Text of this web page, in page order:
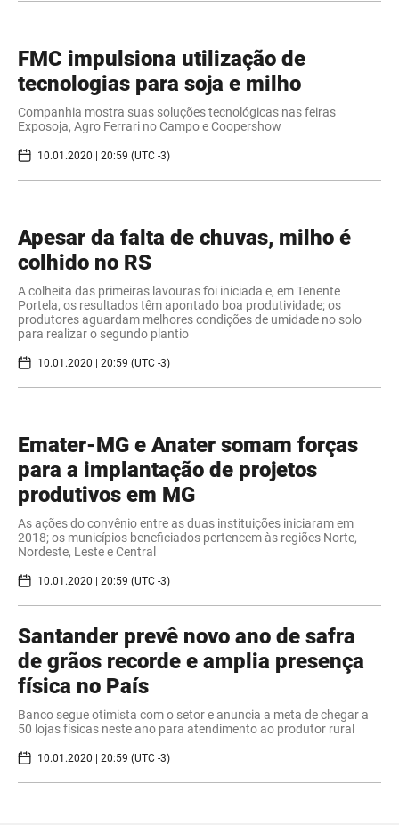
FMC impulsiona utilização de
tecnologias para soja e milho
Companhia mostra suas soluções tecnológicas nas feiras
Exposoja, Agro Ferrari no Campo e Coopershow
10.01.2020 | 20:59 (UTC -3)
Apesar da falta de chuvas, milho é
colhido no RS
A colheita das primeiras lavouras foi iniciada e, em Tenente
Portela, os resultados têm apontado boa produtividade; os
produtores aguardam melhores condições de umidade no solo
para realizar o segundo plantio
10.01.2020 | 20:59 (UTC -3)
Emater-MG e Anater somam forças
para a implantação de projetos
produtivos em MG
As ações do convênio entre as duas instituições iniciaram em
2018; os municípios beneficiados pertencem às regiões Norte,
Nordeste, Leste e Central
10.01.2020 | 20:59 (UTC -3)
Santander prevê novo ano de safra
de grãos recorde e amplia presença
física no País
Banco segue otimista com o setor e anuncia a meta de chegar a
50 lojas físicas neste ano para atendimento ao produtor rural
10.01.2020 | 20:59 (UTC -3)